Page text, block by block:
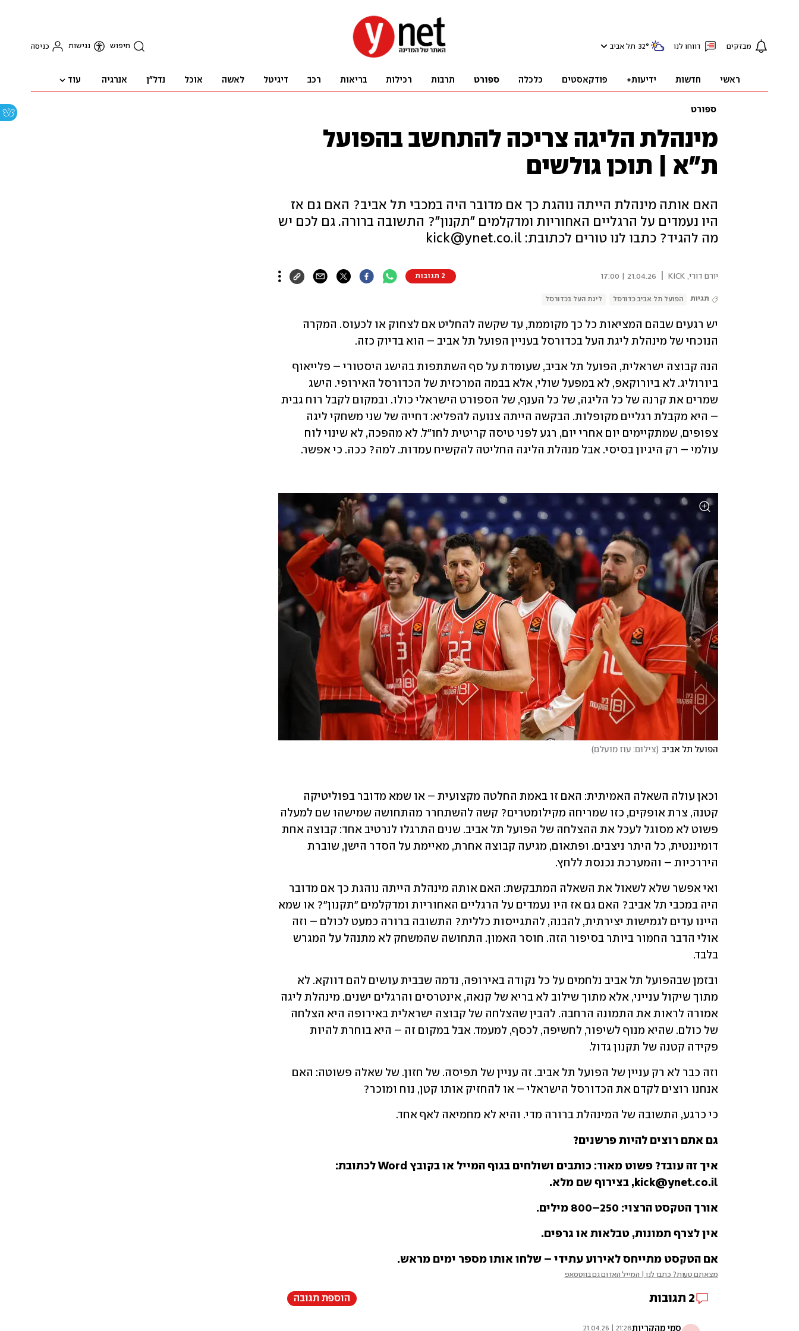
מבזקים דווחו לנו 32° תל אביב חיפוש נגישות כניסה
ראשי חדשות ידיעות+ פודקאסטים כלכלה ספורט תרבות רכילות בריאות רכב דיגיטל לאשה אוכל נדל"ן אנרגיה עוד
ספורט
מינהלת הליגה צריכה להתחשב בהפועל
ת"א | תוכן גולשים
האם אותה מינהלת הייתה נוהגת כך אם מדובר היה במכבי תל אביב? האם גם אז
היו נעמדים על הרגליים האחוריות ומדקלמים "תקנון"? התשובה ברורה. גם לכם יש
מה להגיד? כתבו לנו טורים לכתובת: kick@ynet.co.il
יורם דורי, KICK 21.04.26 | 17:00 2 תגובות
תגיות הפועל תל אביב כדורסל ליגת העל בכדורסל
הנוכחי של מינהלת ליגת העל בכדורסל בעניין הפועל תל אביב – הוא בדיוק כזה.
עולמי – רק היגיון בסיסי. אבל מנהלת הליגה החליטה להקשיח עמדות. למה? ככה. כי אפשר.
הפועל תל אביב (צילום: עוז מועלם)
היררכיות – והמערכת נכנסת ללחץ.
בלבד.
פקידה קטנה של תקנון גדול.
אנחנו רוצים לקדם את הכדורסל הישראלי – או להחזיק אותו קטן, נוח ומוכר?
כי כרגע, התשובה של המינהלת ברורה מדי. והיא לא מחמיאה לאף אחד.
גם אתם רוצים להיות פרשנים?
kick@ynet.co.il, בצירוף שם מלא.
אורך הטקסט הרצוי: 250–800 מילים.
אין לצרף תמונות, טבלאות או גרפים.
אם הטקסט מתייחס לאירוע עתידי – שלחו אותו מספר ימים מראש.
מצאתם טעות? כתבו לנו | המייל האדום גם בווטסאפ
2 תגובות הוספת תגובה
סמי מהקריות21:28 | 21.04.26